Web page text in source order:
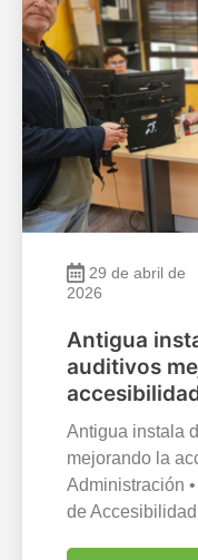
29 de abril de
2026
Antigua
auditivos
Antigua instala
mejorando la
Administración
de